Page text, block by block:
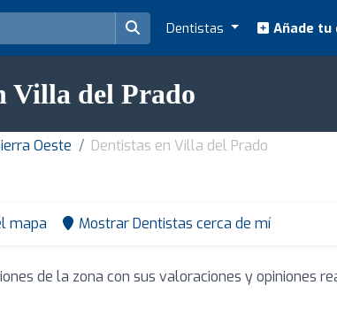
Dentistas Añade
Villa del Prado
Oeste Dentistas en Villa del Prado
mapa Mostrar Dentistas cerca de mí
de la zona con sus valoraciones y opiniones